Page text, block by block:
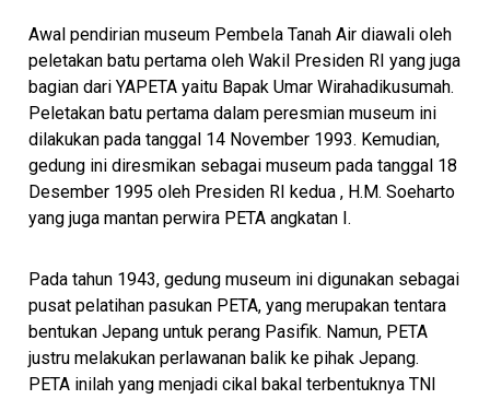
Awal pendirian museum Pembela Tanah Air diawali oleh
peletakan batu pertama oleh Wakil Presiden RI yang juga
bagian dari YAPETA yaitu Bapak Umar Wirahadikusumah.
Peletakan batu pertama dalam peresmian museum ini
dilakukan pada tanggal 14 November 1993. Kemudian,
gedung ini diresmikan sebagai museum pada tanggal 18
Desember 1995 oleh Presiden RI kedua , H.M. Soeharto
yang juga mantan perwira PETA angkatan I.
Pada tahun 1943, gedung museum ini digunakan sebagai
pusat pelatihan pasukan PETA, yang merupakan tentara
bentukan Jepang untuk perang Pasifik. Namun, PETA
justru melakukan perlawanan balik ke pihak Jepang.
PETA inilah yang menjadi cikal bakal terbentuknya TNI